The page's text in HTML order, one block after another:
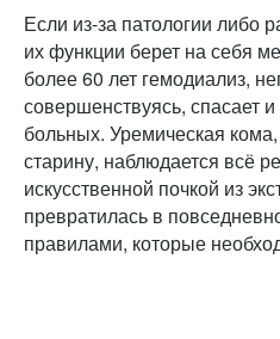
Если из-за патологии либо
их функции берет на себя
более 60 лет гемодиализ,
совершенствуясь, спасает
больных. Уремическая
старину, наблюдается всё
искусственной почкой из
превратилась в
правилами, которые